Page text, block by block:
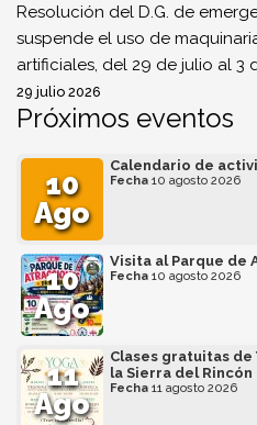
Resolución del D.G. de
suspende el uso de
artificiales, del 29 de julio al 3
29 julio 2026
Próximos eventos
10
Ago
Calendario de
Fecha 10 agosto 2026
10
Ago
Visita al Parque de
Fecha 10 agosto 2026
11
Ago
Clases gratuitas de
la Sierra del Rincón
Fecha 11 agosto 2026